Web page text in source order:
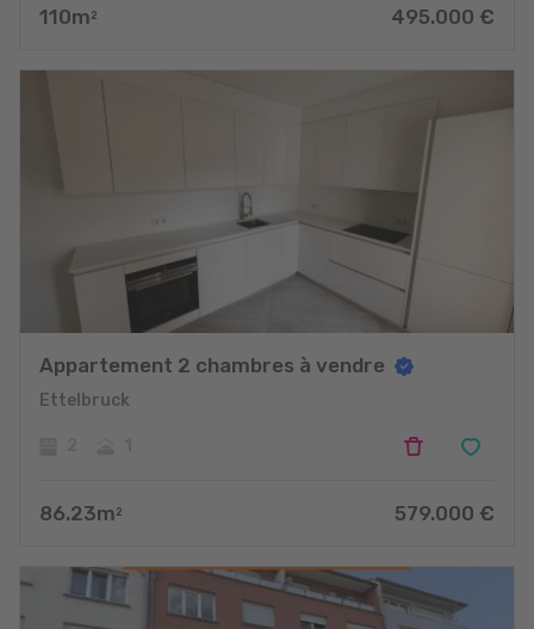
110m 2 495.000 €
Appartement 2 chambres à vendre
Ettelbruck
86.23m 2 579.000 €